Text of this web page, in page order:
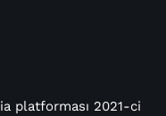
platforması 2021-ci